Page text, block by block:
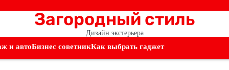
Загородный стиль
Дизайн экстерьера
и автоБизнес советникКак выбрать гаджет